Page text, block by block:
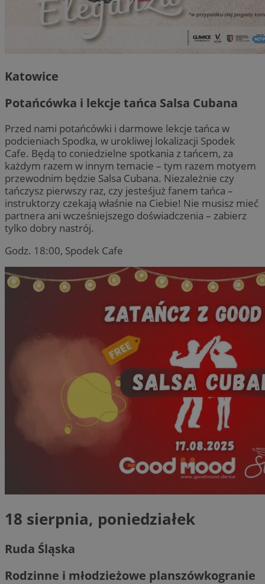
Katowice
Potańcówka i lekcje tańca Salsa Cubana
Przed nami potańcówki i darmowe lekcje tańca w
podcieniach Spodka, w urokliwej lokalizacji Spodek
Cafe. Będą to coniedzielne spotkania z tańcem, za
każdym razem w innym temacie – tym razem motyem
przewodnim będzie Salsa Cubana. Niezależnie czy
tańczysz pierwszy raz, czy jesteśjuż fanem tańca –
instruktorzy czekają właśnie na Ciebie! Nie musisz mieć
partnera ani wcześniejszego doświadczenia – zabierz
tylko dobry nastrój.
Godz. 18:00, Spodek Cafe
18 sierpnia, poniedziałek
Ruda Śląska
Rodzinne i młodzieżowe planszówkogranie